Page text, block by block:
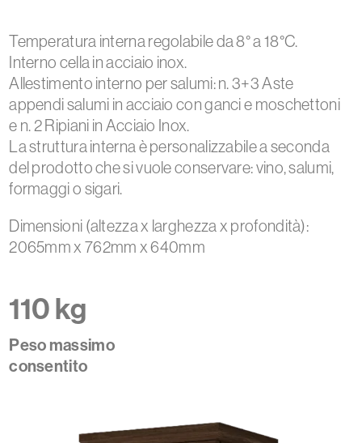
Temperatura interna regolabile da 8° a 18°C.
Interno cella in acciaio inox.
Allestimento interno per salumi: n. 3+3 Aste
appendi salumi in acciaio con ganci e moschettoni
e n. 2 Ripiani in Acciaio Inox.
La struttura interna è personalizzabile a seconda
del prodotto che si vuole conservare: vino, salumi,
formaggi o sigari.
Dimensioni (altezza x larghezza x profondità):
2065mm x 762mm x 640mm
110 kg
Peso massimo
consentito